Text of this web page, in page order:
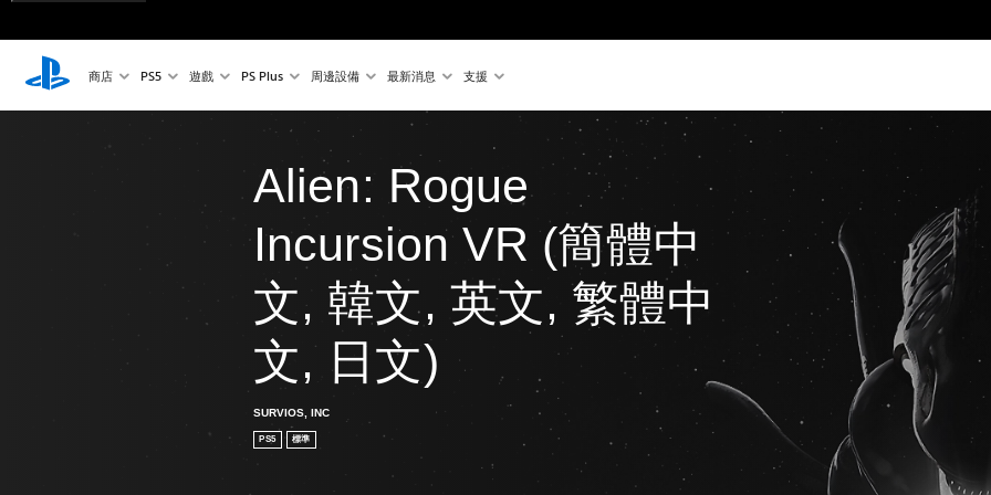
商店 PS5 遊戲 PS Plus 周邊設備 最新消息 支援
Alien: Rogue
Incursion VR (簡體中
文, 韓文, 英文, 繁體中
文, 日文)
SURVIOS, INC
PS5 標準